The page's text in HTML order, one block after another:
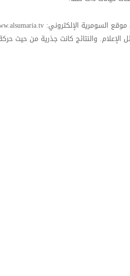
السومرية الإلكتروني:
والنتائج كانت جذرية من حيث